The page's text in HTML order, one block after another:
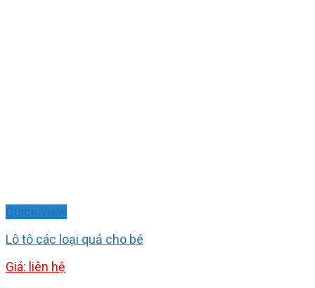
Lô tô các loại quả cho bé
Giá: liên hệ